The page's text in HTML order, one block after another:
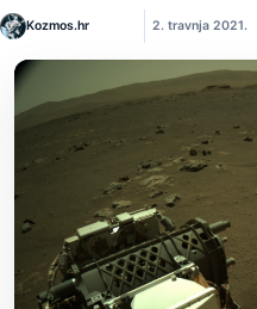
Kozmos.hr 2. travnja 2021.